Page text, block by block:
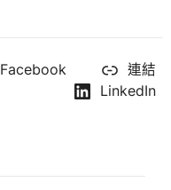
Facebook
連結
LinkedIn